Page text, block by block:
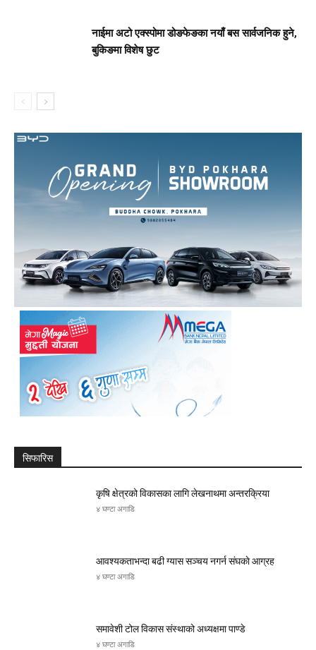
नाईमा अटो एक्स्पोमा डोङफेङका नयाँ बस सार्वजनिक हुने,
बुकिङमा विशेष छुट
सिफारिस
कृषि क्षेत्रको विकासका लागि लेखनाथमा अन्तरक्रिया
४ घण्टा अगाडि
आवश्यकताभन्दा बढी ग्यास सञ्चय नगर्न संघकाे आग्रह
४ घण्टा अगाडि
समावेशी टोल विकास संस्थाको अध्यक्षमा पाण्डे
४ घण्टा अगाडि